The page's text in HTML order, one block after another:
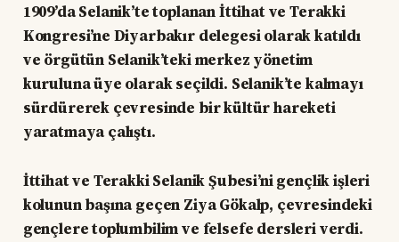
1909’da Selanik’te toplanan İttihat ve Terakki
Kongresi’ne Diyarbakır delegesi olarak katıldı
ve örgütün Selanik’teki merkez yönetim
kuruluna üye olarak seçildi. Selanik’te kalmayı
sürdürerek çevresinde bir kültür hareketi
yaratmaya çalıştı.
İttihat ve Terakki Selanik Şubesi’ni gençlik işleri
kolunun başına geçen Ziya Gökalp, çevresindeki
gençlere toplumbilim ve felsefe dersleri verdi.